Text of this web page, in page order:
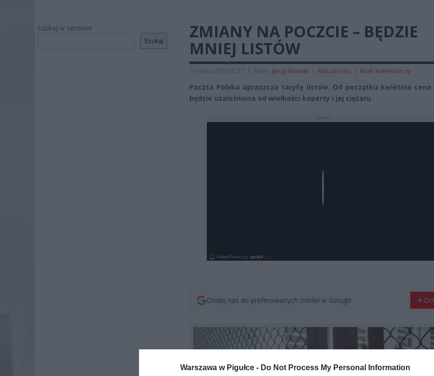
Warszawa w Pigułce - Do Not Process My Personal Information
Szukaj w serwisie
Szukaj
ZMIANY NA POCZCIE – BĘDZIE
MNIEJ LISTÓW
7 marca 2019 02:37 | Autor: Jerzy Nowak | Aktualności | Brak komentarzy
Poczta Polska upraszcza taryfę listów. Od początku kwietnia
będzie uzależniona od wielkości koperty i jej ciężaru.
Dodaj nas do preferowanych źródeł w Google